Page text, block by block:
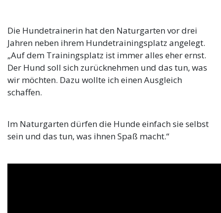
Die Hundetrainerin hat den Naturgarten vor drei
Jahren neben ihrem Hundetrainingsplatz angelegt.
„Auf dem Trainingsplatz ist immer alles eher ernst.
Der Hund soll sich zurücknehmen und das tun, was
wir möchten. Dazu wollte ich einen Ausgleich
schaffen.
Im Naturgarten dürfen die Hunde einfach sie selbst
sein und das tun, was ihnen Spaß macht.“